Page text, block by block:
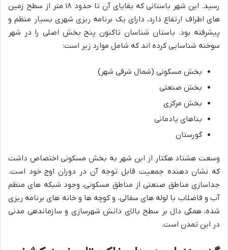
رسید. این شهر باستانی که بقایای آن تا حدود ۱۸ متر از سطح زمین
های اطراف ارتفاع دارد، دارای یک برنامه ریزی شهری بسیار منظم و
پیشرفته بود. باستان شناسان تاکنون پنج بخش اصلی را در شهر
سوخته شناسایی کرده اند که شامل موارد زیر است:
بخش مسکونی (شمال شرقی شهر)
بخش صنعتی
بخش مرکزی
بناهای یادمانی
گورستان
وسعت هشتاد هکتار از این شهر به بخش مسکونی اختصاص داشت
که نشان دهنده جمعیت قابل توجه آن در دوران اوج خود است.
جداسازی مناطق صنعتی از مناطق مسکونی، وجود شبکه های منظم
آب و فاضلاب با لوله های سفالی، و کوچه ها و خانه های برنامه ریزی
شده، همگی دال بر سطح بالای دانش شهرسازی و سازماندهی مدنی
در این تمدن است.